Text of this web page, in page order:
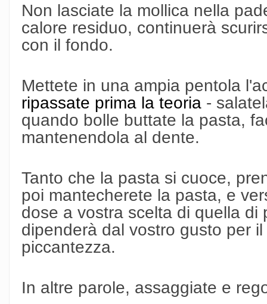
Non lasciate la mollica nella
calore residuo, continuerà
con il fondo.
Mettete in una ampia pentola
ripassate prima la teoria -
quando bolle buttate la pasta,
mantenendola al dente.
Tanto che la pasta si cuoce,
poi mantecherete la pasta, e
dose a vostra scelta di quella di
dipenderà dal vostro gusto per
piccantezza.
In altre parole, assaggiate e